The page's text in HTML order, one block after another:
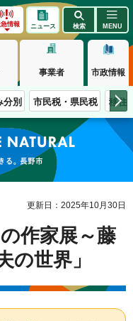
情報 ニュース 検索 MENU
事業者 市政情報
分別 市民税・県民税 移住
る。長野市
更新日：2025年10月30日
作家展～藤
の世界」